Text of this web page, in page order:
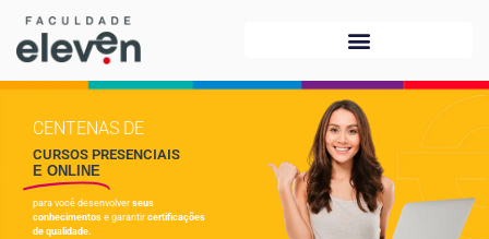
CENTENAS DE
CURSOS PRESENCIAIS
E ONLINE
para você desenvolver seus
conhecimentos e garantir certificações
de qualidade.